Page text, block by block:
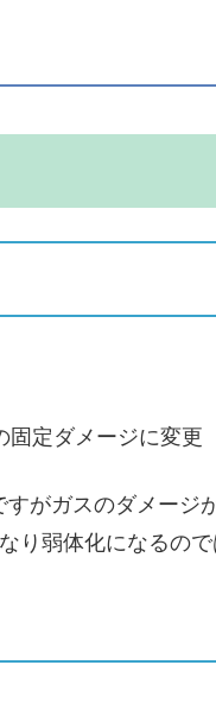
固定ダメージに変更
がガスのダメージ
り弱体化になるので